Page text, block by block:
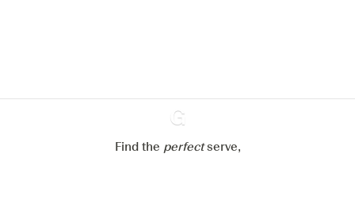
Ginventory
Find the perfectserve,